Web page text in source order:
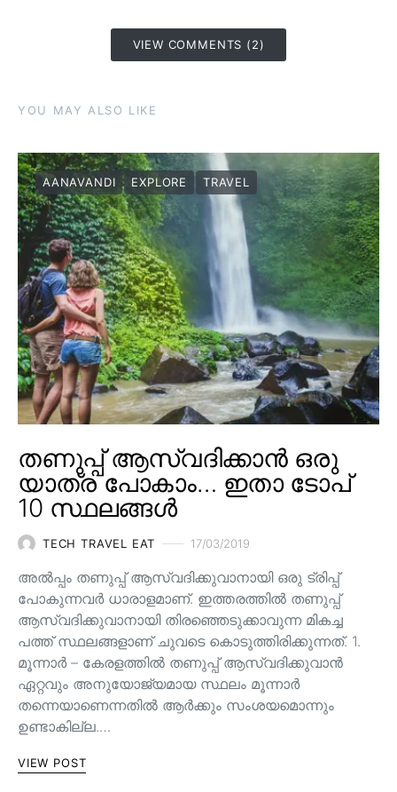
VIEW COMMENTS (2)
YOU MAY ALSO LIKE
AANAVANDI EXPLORE TRAVEL
തണുപ്പ് ആസ്വദിക്കാൻ ഒരു
യാത്ര പോകാം… ഇതാ ടോപ്
10 സ്ഥലങ്ങൾ
TECH TRAVEL EAT 17/03/2019
അൽപ്പം തണുപ്പ് ആസ്വദിക്കുവാനായി ഒരു ട്രിപ്പ്
പോകുന്നവർ ധാരാളമാണ്. ഇത്തരത്തിൽ തണുപ്പ്
ആസ്വദിക്കുവാനായി തിരഞ്ഞെടുക്കാവുന്ന മികച്ച
പത്ത് സ്ഥലങ്ങളാണ് ചുവടെ കൊടുത്തിരിക്കുന്നത്. 1.
മൂന്നാർ – കേരളത്തിൽ തണുപ്പ് ആസ്വദിക്കുവാൻ
ഏറ്റവും അനുയോജ്യമായ സ്ഥലം മൂന്നാർ
തന്നെയാണെന്നതിൽ ആർക്കും സംശയമൊന്നും
ഉണ്ടാകില്ല.…
VIEW POST